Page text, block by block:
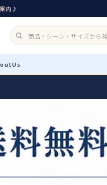
内♪
Us
07 販売・共通のご案内
品質・返品・お手入れ
08 送料・お支払い